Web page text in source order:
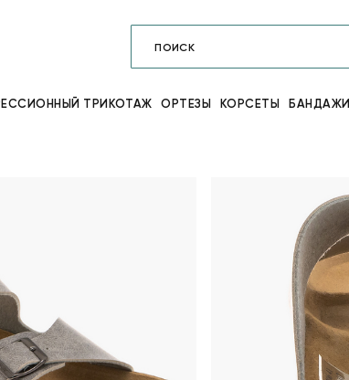
ТРИКОТАЖ ОРТЕЗЫ КОРСЕТЫ БАНДАЖИ